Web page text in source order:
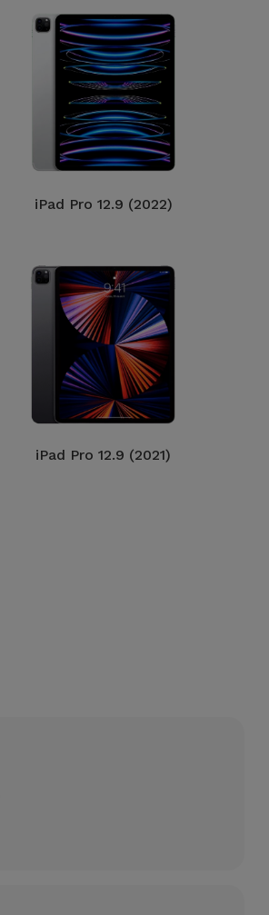
iPad Pro 12.9 (2022)
iPad Pro 12.9 (2021)